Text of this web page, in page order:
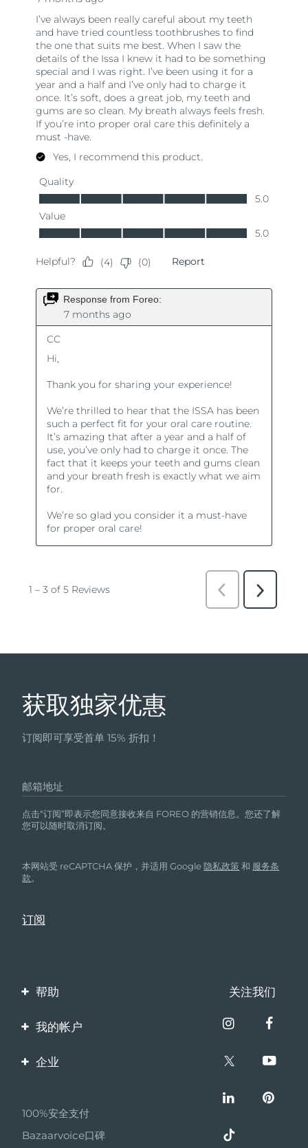
获取独家优惠
订阅即可享受首单 15% 折扣！
邮箱地址
点击“订阅”即表示您同意接收来自 FOREO 的营销信息。您还了解
您可以随时取消订阅。
本网站受 reCAPTCHA 保护，并适用 Google隐私政策 和 服务条
款。
帮助
联系我们
保修与退换货
关注我们
我的帐户
产品注册
企业
伙伴计划
联盟新闻
100%安全支付
Bazaarvoice口碑